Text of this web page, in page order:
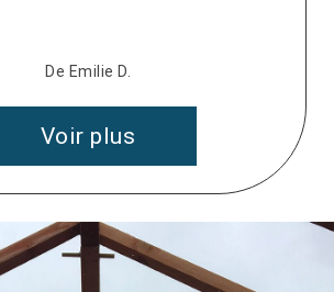
De Emilie D.
Voir plus